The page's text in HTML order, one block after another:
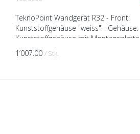
TeknoPoint Wandgerät R32 - Front:
Kunststoffgehäuse "weiss" - Gehäuse:
Kunststoffgehäuse mit Montageplatte -
Wärmepumpengerät (kühlen/heizen) -
Leiser Luftstrom - Luftdef...
1’007.00 / Stk.